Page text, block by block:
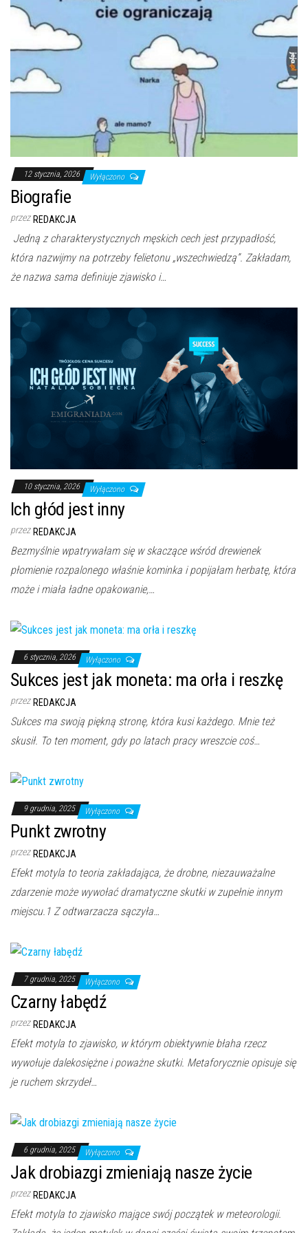
12 stycznia, 2026 Wyłączono
Biografie
przez REDAKCJA
Jedną z charakterystycznych męskich cech jest przypadłość,
która nazwijmy na potrzeby felietonu „wszechwiedzą”. Zakładam,
że nazwa sama definiuje zjawisko i…
10 stycznia, 2026 Wyłączono
Ich głód jest inny
przez REDAKCJA
Bezmyślnie wpatrywałam się w skaczące wśród drewienek
płomienie rozpalonego właśnie kominka i popijałam herbatę, która
może i miała ładne opakowanie,…
6 stycznia, 2026 Wyłączono
Sukces jest jak moneta: ma orła i reszkę
przez REDAKCJA
Sukces ma swoją piękną stronę, która kusi każdego. Mnie też
skusił. To ten moment, gdy po latach pracy wreszcie coś…
9 grudnia, 2025 Wyłączono
Punkt zwrotny
przez REDAKCJA
Efekt motyla to teoria zakładająca, że drobne, niezauważalne
zdarzenie może wywołać dramatyczne skutki w zupełnie innym
miejscu.1 Z odtwarzacza sączyła…
7 grudnia, 2025 Wyłączono
Czarny łabędź
przez REDAKCJA
Efekt motyla to zjawisko, w którym obiektywnie błaha rzecz
wywołuje dalekosiężne i poważne skutki. Metaforycznie opisuje się
je ruchem skrzydeł…
6 grudnia, 2025 Wyłączono
Jak drobiazgi zmieniają nasze życie
przez REDAKCJA
Efekt motyla to zjawisko mające swój początek w meteorologii.